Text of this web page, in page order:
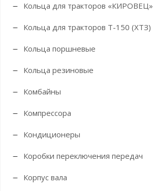
Кольца для тракторов «КИРОВЕЦ»
Кольца для тракторов Т-150 (ХТЗ)
Кольца поршневые
Кольца резиновые
Комбайны
Компрессора
Кондиционеры
Коробки переключения передач
Корпус вала